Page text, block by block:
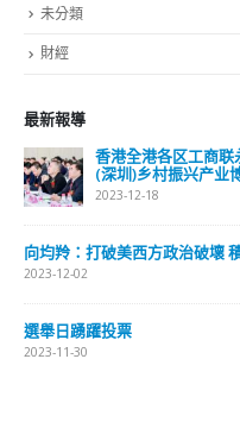
未分類
財經
最新報導
香港全港各区工商
(深圳)乡村振兴产业
2023-12-18
向均羚：打破美西方政治破壞
2023-12-02
選舉日踴躍投票
2023-11-30